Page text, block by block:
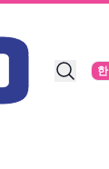
한